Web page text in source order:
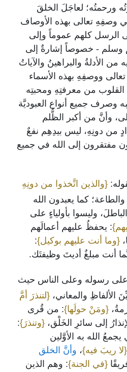
ورحمتُه؛ لعاجَلَ الخلقَ
وصفِهِ تعالى بهذه الأوصاف
الرسل كلهم عموماً وإلى
وسلم - خصوصاً إشارةٌ إلى
من الأدلةُ والبراهينُ والآياتُ
تعالى ووصفِهِ بهذه الأسماء
القلوب من معرفتِهِ ومحبتِه
وصرف جميع أنواع العبوديَّة
وأنَّ من أكبر الظُّلم
من دونِهِ، ليس بيدِهِم نفعٌ
مفتقرون إلى الله في جميع
{والذين اتَّخذوا من دونِهِ
والطاعة؛ كما يعبدون الله
وليسوا بأولياءٍ على
: يحفظُ عليهم أعمالَهم
{وما أنت عليهم بوكيل}:
أنت مبلغٌ أديتَ وظيفتَك.
على رسوله وعلى الناس حيث
الألفاظِ والمعاني، {لتنذرَ أمَّ
{ومَنْ حولَها}: من قُرى
إلى سائرِ الخَلْق، {وتنذرَ}:
يجمعُ الله به الأوَّلين
{لا ريبَ فيه}، وأنَّ الخلق
{في الجنة}: وهم الذين